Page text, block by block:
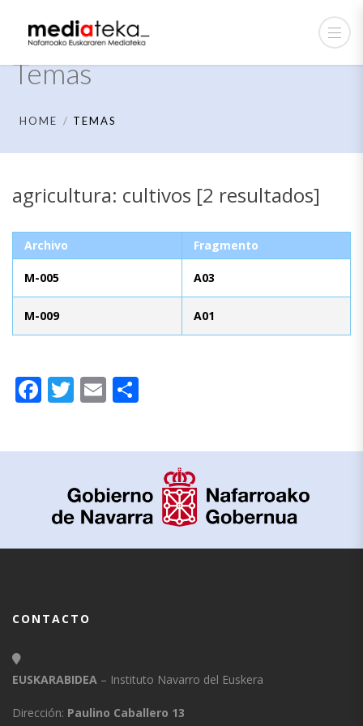
Temas
HOME TEMAS
agricultura: cultivos [2 resultados]
Archivo Fragmento
M-005 A03
M-009 A01
Facebook
Twitter
Email
CONTACTO
EUSKARABIDEA – Instituto Navarro del Euskera
Dirección: Paulino Caballero 13